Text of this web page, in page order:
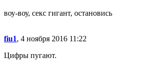
воу-воу, секс гигант, остановись
fiu1, 4 ноября 2016 11:22
Цифры пугают.